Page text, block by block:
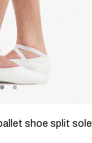
shoe split sole